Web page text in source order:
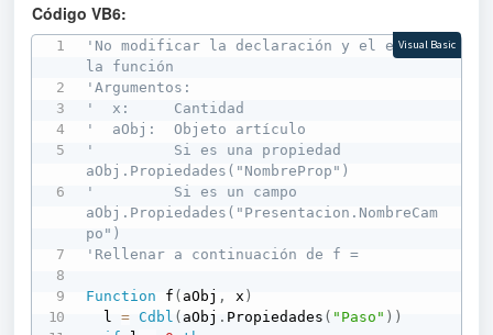
Código VB6:
'No modificar la declaración y el end de
la función
'Argumentos:
'  x:     Cantidad
'  aObj:  Objeto artículo
'         Si es una propiedad
aObj.Propiedades("NombreProp")
'         Si es un campo
aObj.Propiedades("Presentacion.NombreCam
po")
'Rellenar a continuación de f =
Function f ( aObj , x )
  l
= Cdbl (aObj . Propiedades ( "Paso" ) )
Visual Basic